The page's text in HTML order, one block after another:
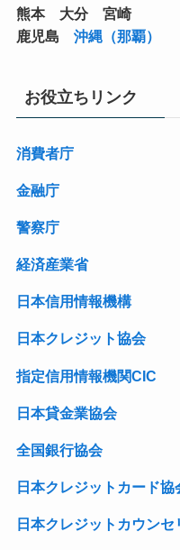
熊本 大分 宮崎
鹿児島 沖縄（那覇）
お役立ちリンク
消費者庁
金融庁
警察庁
経済産業省
日本信用情報機構
日本クレジット協会
指定信用情報機関CIC
日本貸金業協会
全国銀行協会
日本クレジットカード協
日本クレジットカウンセ